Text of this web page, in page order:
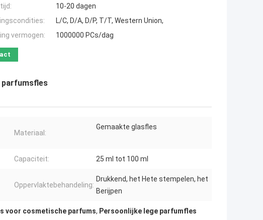
10-20 dagen
L/C, D/A, D/P, T/T, Western Union,
vermogen:
1000000 PCs/dag
parfumsfles
Materiaal:
Gemaakte glasfles
Capaciteit: 25 ml tot 100 ml
Oppervlaktebehandeling:
Drukkend, het Hete stempelen, het
Berijpen
voor cosmetische parfums, Persoonlijke lege parfumfles